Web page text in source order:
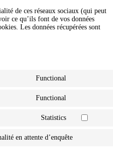
de ces réseaux sociaux (qui peut
ce qu’ils font de vos données
Les données récupérées sont
Functional
Functional
Statistics
en attente d’enquête